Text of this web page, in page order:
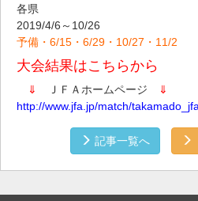
各県
2019/4/6～10/26
予備・6/15・6/29・10/27・11/2
大会結果はこちらから
⇓ ＪＦＡホームページ
⇓
記事一覧へ